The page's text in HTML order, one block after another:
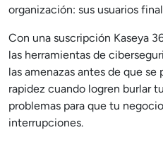
organización: sus usuarios
Con una suscripción Kaseya
las herramientas de
las amenazas antes de que
rapidez cuando logren burlar
problemas para que tu
interrupciones.